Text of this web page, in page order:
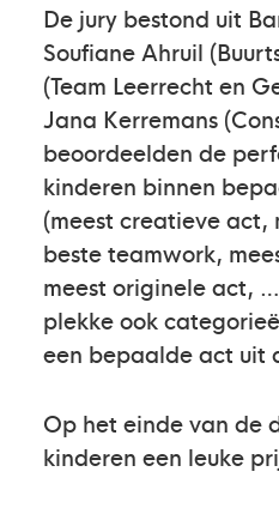
De jury bestond uit
Soufiane Ahruil
(Team Leerrecht en
Jana Kerremans
beoordeelden de
kinderen binnen
(meest creatieve act,
beste teamwork,
meest originele act,
plekke ook
een bepaalde act uit
Op het einde van de
kinderen een leuke